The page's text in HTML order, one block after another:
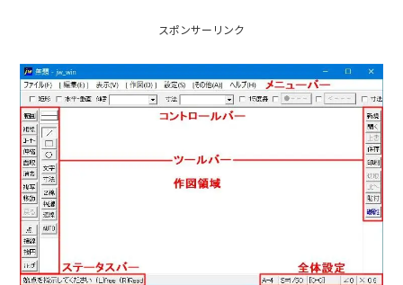
スポンサーリンク